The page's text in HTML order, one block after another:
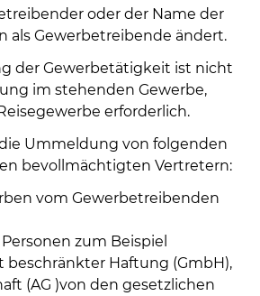
oder der Name der
als Gewerbetreibende ändert.
der Gewerbetätigkeit ist nicht
im stehenden Gewerbe,
erforderlich.
Ummeldung von folgenden
bevollmächtigten Vertretern:
vom Gewerbetreibenden
zum Beispiel
beschränkter Haftung (GmbH),
(AG )von den gesetzlichen